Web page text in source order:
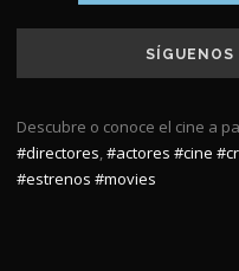
SÍGUENOS
Descubre o conoce el cine a
#directores,#actores #cine
#estrenos #movies